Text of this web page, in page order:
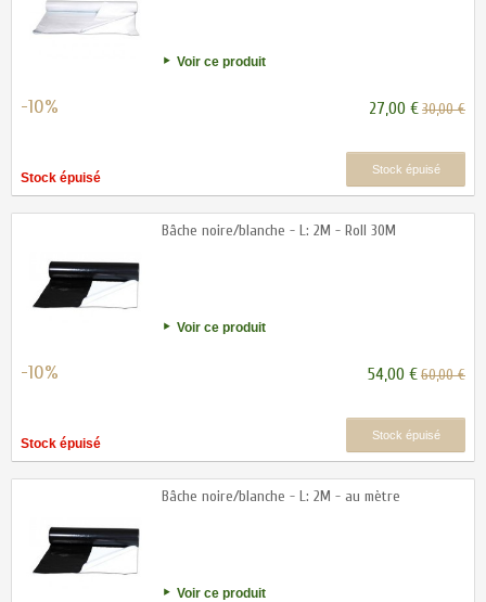
Voir ce produit
-10% 27,00 €30,00 €
Stock épuisé
Stock épuisé
Bâche noire/blanche - L: 2M - Roll 30M
Voir ce produit
-10% 54,00 €60,00 €
Stock épuisé
Stock épuisé
Bâche noire/blanche - L: 2M - au mètre
Voir ce produit